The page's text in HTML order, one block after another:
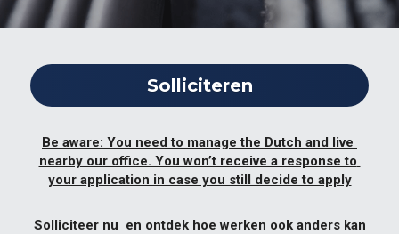
Solliciteren
Be aware: You need to manage the Dutch and live
nearby our office. You won’t receive a response to
your application in case you still decide to apply
Solliciteer nu  en ontdek hoe werken ook anders kan